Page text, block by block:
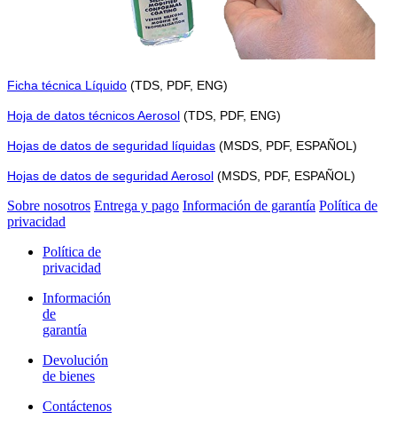
Ficha técnica Líquido (TDS, PDF, ENG)
Hoja de datos técnicos Aerosol (TDS, PDF, ENG)
Hojas de datos de seguridad líquidas (MSDS, PDF, ESPAÑOL)
Hojas de datos de seguridad Aerosol (MSDS, PDF, ESPAÑOL)
Sobre nosotros Entrega y pago Información de garantía Política de
privacidad
Política de
privacidad
Información
de
garantía
Devolución
de bienes
Contáctenos